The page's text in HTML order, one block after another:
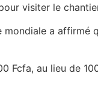
visiter le
mondiale a affirmé
Fcfa, au lieu de